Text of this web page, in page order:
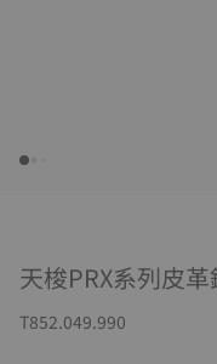
天梭PRX系列皮
T852.049.990